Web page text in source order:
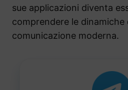
sue applicazioni diventa
comprendere le dinamiche
comunicazione moderna.